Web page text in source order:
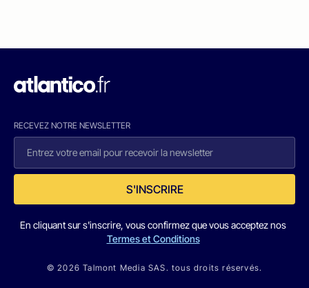
RECEVEZ NOTRE NEWSLETTER
S'INSCRIRE
En cliquant sur s'inscrire, vous confirmez que vous acceptez nos
Termes et Conditions
© 2026 Talmont Media SAS. tous droits réservés.